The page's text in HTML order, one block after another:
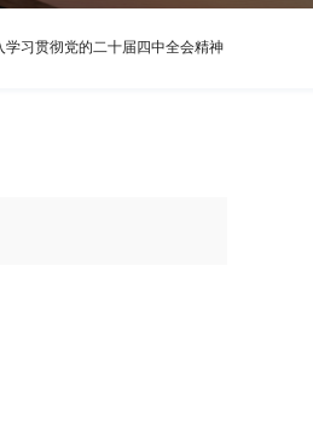
学习贯彻党的二十届四中全会精神